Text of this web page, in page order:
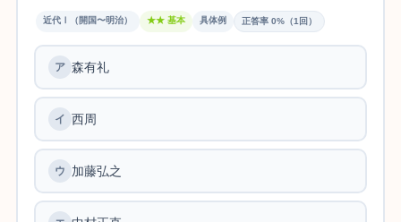
近代Ⅰ（開国〜明治） ★★ 基本 具体例 正答率 0%（1回）
ア 森有礼
イ 西周
ウ 加藤弘之